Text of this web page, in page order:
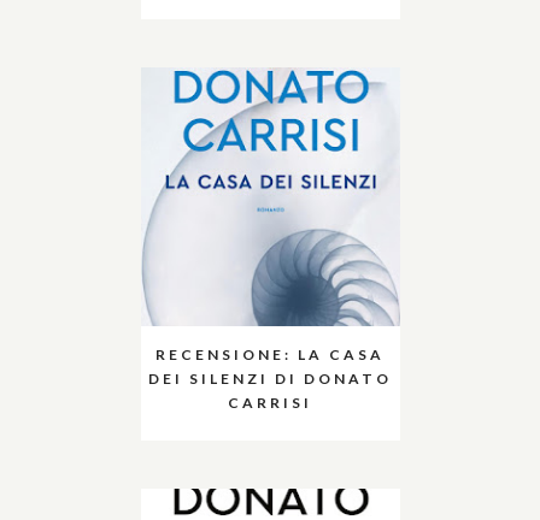
RECENSIONE: LA CASA
DEI SILENZI DI DONATO
CARRISI